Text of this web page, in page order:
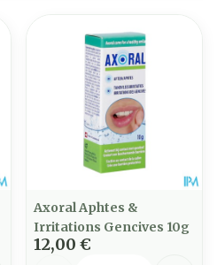
Axoral Aphtes &
Irritations Gencives 10g
12,00 €